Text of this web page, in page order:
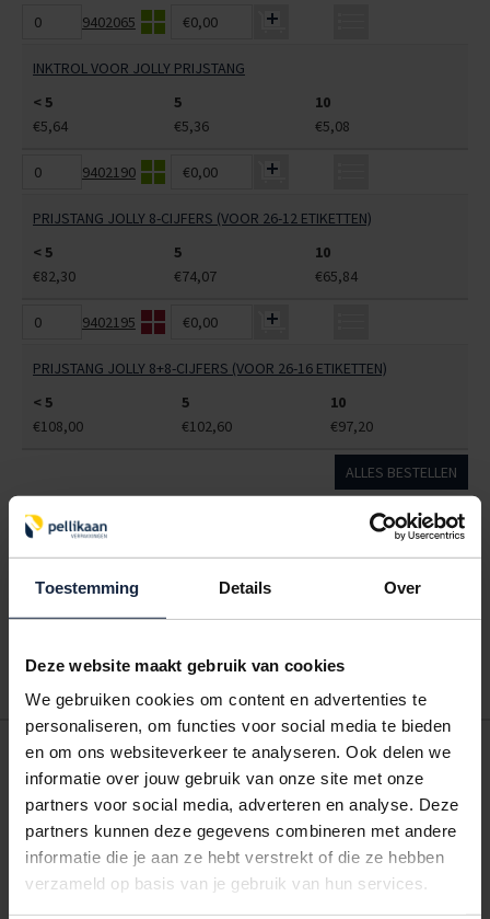
Toestemming Details Over
Deze website maakt gebruik van cookies
We gebruiken cookies om content en advertenties te
personaliseren, om functies voor social media te bieden
en om ons websiteverkeer te analyseren. Ook delen we
informatie over jouw gebruik van onze site met onze
partners voor social media, adverteren en analyse. Deze
partners kunnen deze gegevens combineren met andere
informatie die je aan ze hebt verstrekt of die ze hebben
verzameld op basis van je gebruik van hun services.
9402065 €0,00
INKTROL VOOR JOLLY PRIJSTANG
< 5
5
10
€5,64
€5,36 €5,08
9402190 €0,00
PRIJSTANG JOLLY 8-CIJFERS (VOOR 26-12 ETIKETTEN)
< 5
5
10
€82,30
€74,07 €65,84
9402195 €0,00
PRIJSTANG JOLLY 8+8-CIJFERS (VOOR 26-16 ETIKETTEN)
< 5
5
10
€108,00
€102,60 €97,20
ALLES BESTELLEN
Hoe werkt een bestellijst?
Wanneer u bent ingelogd, kunt u een eigen bestellijst maken.
Gebruik bestel- en offertelijsten om eenvoudig en snel producten
POSTDOOS BEDRUKKEN
Voor een veilige verzending
VOOR BOEKEN TOT ONDERDELEN
EXTRA STEVIG